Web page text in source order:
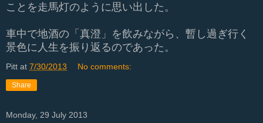
ことを走馬灯のように思い出した。
車中で地酒の「真澄」を飲みながら、暫し過ぎ行く
景色に人生を振り返るのであった。
Pitt at 7/30/2013 No comments:
Share
Monday, 29 July 2013